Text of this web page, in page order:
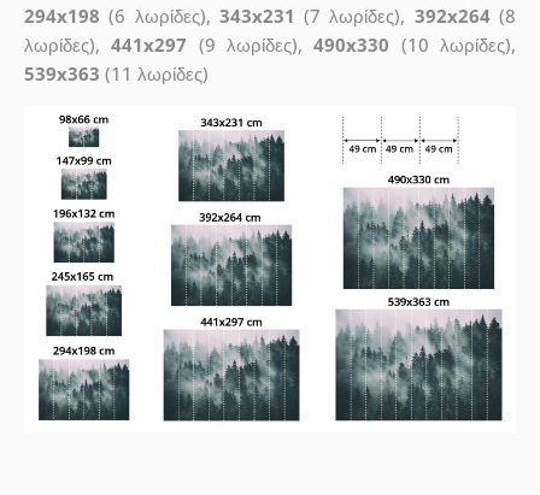
294x198 (6 λωρίδες), 343x231 (7 λωρίδες), 392x264(8
λωρίδες),441x297 (9 λωρίδες),490x330 (10 λωρίδες),
539x363 (11 λωρίδες)